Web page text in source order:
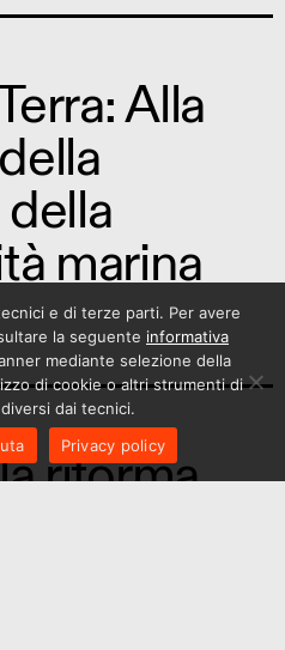
Alla
marina
riforma
e di terze parti. Per avere
la seguente informativa
mediante selezione della
di cookie o altri strumenti di
dai tecnici.
Privacy policy